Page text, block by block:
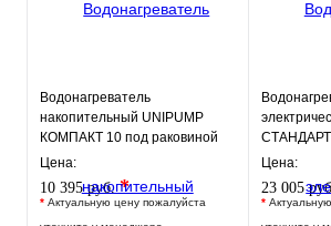
Водонагреватель
накопительный UNIPUMP
КОМПАКТ 10 под раковиной
Цена:
10 395 руб.*
* Актуальную цену пожалуйста
СТАНДАРТ
Цена:
23 005
*